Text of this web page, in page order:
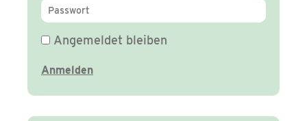
Angemeldet bleiben